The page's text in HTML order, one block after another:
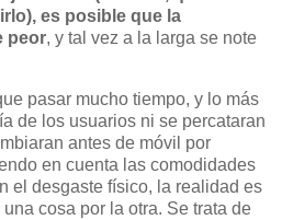
es posible que la
peor, y tal vez a la larga se note
pasar mucho tiempo, y lo más
de los usuarios ni se percataran
antes de móvil por
en cuenta las comodidades
el desgaste físico, la realidad es
cosa por la otra. Se trata de